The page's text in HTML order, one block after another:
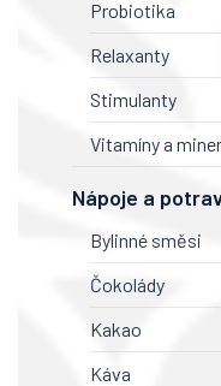
Probiotika
Relaxanty
Stimulanty
Vitamíny a
Nápoje a
Bylinné směsi
Čokolády
Kakao
Káva